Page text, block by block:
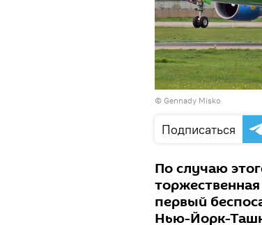
© Gennady Misko
Подписаться
По случаю
первый
Нью-Йорк-